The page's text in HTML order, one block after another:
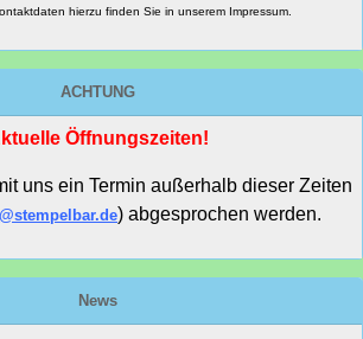
hierzu finden Sie in unserem Impressum.
ACHTUNG
Öffnungszeiten!
uns ein Termin außerhalb dieser Zeiten
) abgesprochen werden.
News